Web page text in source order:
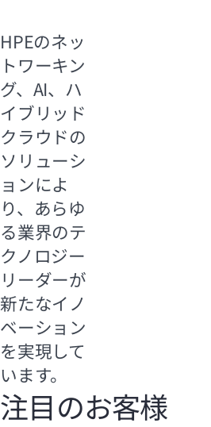
HPEのネッ
トワーキン
グ、AI、ハ
イブリッド
クラウドの
ソリューシ
ョンによ
り、あらゆ
る業界のテ
クノロジー
リーダーが
新たなイノ
ベーション
を実現して
います。
注目のお客様